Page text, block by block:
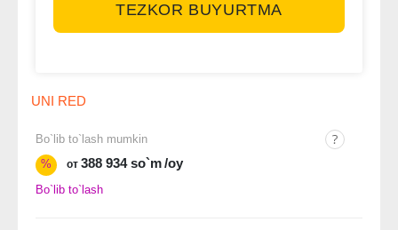
TEZKOR BUYURTMA
UNI RED
Bo`lib to`lash mumkin
%
от 388 934 so`m/oy
Bo`lib to`lash